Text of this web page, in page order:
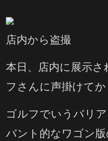
店内から盗撮
本日、店内に展示
フさんに声掛けてか
ゴルフでいうバリ
バント的なワゴン